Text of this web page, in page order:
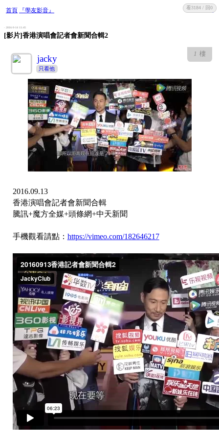
首頁 『學友影音』 收藏 回復
- 2016-9-14 11:45
[影片]香港演唱會記者會新聞合輯2
看3184 / 回0
1 樓
jacky
只看他
2016.09.13
香港演唱會記者會新聞合輯
騰訊+魔方全媒+頭條網+中天新聞
手機觀看請點： https://vimeo.com/182646217